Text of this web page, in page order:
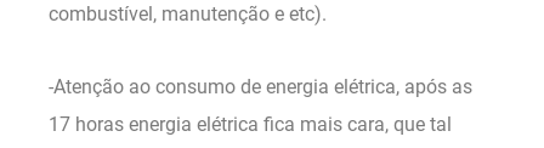
combustível, manutenção e etc).
-Atenção ao consumo de energia elétrica, após as
17 horas energia elétrica fica mais cara, que tal